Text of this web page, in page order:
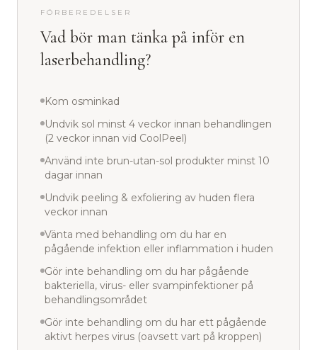
FÖRBEREDELSER
Vad bör man tänka på inför en
laserbehandling?
Kom osminkad
Undvik sol minst 4 veckor innan behandlingen
(2 veckor innan vid CoolPeel)
Använd inte brun-utan-sol produkter minst 10
dagar innan
Undvik peeling & exfoliering av huden flera
veckor innan
Vänta med behandling om du har en
pågående infektion eller inflammation i huden
Gör inte behandling om du har pågående
bakteriella, virus- eller svampinfektioner på
behandlingsområdet
Gör inte behandling om du har ett pågående
aktivt herpes virus (oavsett vart på kroppen)